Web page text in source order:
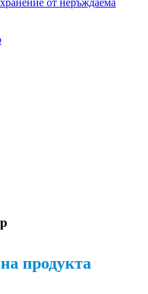
от неръждаема
продукта